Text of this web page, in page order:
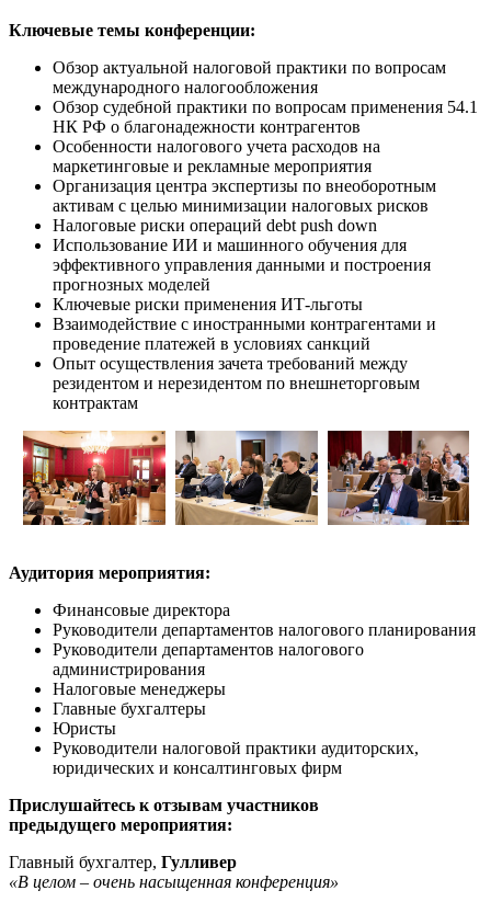
Ключевые темы конференции:
Обзор актуальной налоговой практики по вопросам
международного налогообложения
Обзор судебной практики по вопросам применения 54.1
НК РФ о благонадежности контрагентов
Особенности налогового учета расходов на
маркетинговые и рекламные мероприятия
Организация центра экспертизы по внеоборотным
активам с целью минимизации налоговых рисков
Налоговые риски операций debt push down
Использование ИИ и машинного обучения для
эффективного управления данными и построения
прогнозных моделей
Ключевые риски применения ИТ-льготы
Взаимодействие с иностранными контрагентами и
проведение платежей в условиях санкций
Опыт осуществления зачета требований между
резидентом и нерезидентом по внешнеторговым
контрактам
Аудитория мероприятия:
Финансовые директора
Руководители департаментов налогового планирования
Руководители департаментов налогового
администрирования
Налоговые менеджеры
Главные бухгалтеры
Юристы
Руководители налоговой практики аудиторских,
юридических и консалтинговых фирм
Прислушайтесь к отзывам участников
предыдущего мероприятия:
Главный бухгалтер, Гулливер
«В целом – очень насыщенная конференция»